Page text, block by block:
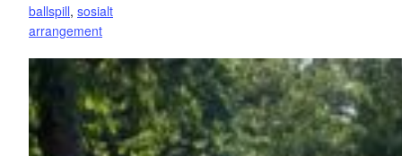
ballspill, sosialt
arrangement